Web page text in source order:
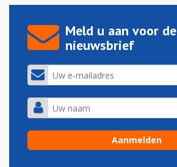
Meld u aan voor de
nieuwsbrief